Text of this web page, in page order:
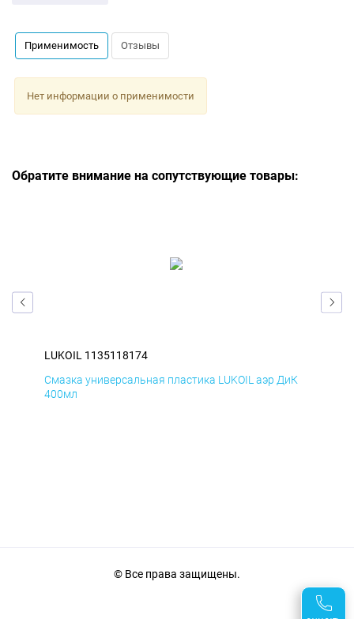
Применимость Отзывы
Нет информации о применимости
Обратите внимание на сопутствующие товары:
LUKOIL 1135118174
Смазка универсальная пластика LUKOIL аэр ДиК
400мл
© Все права защищены.